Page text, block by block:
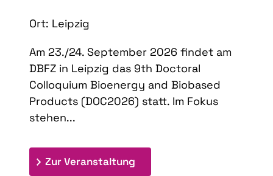
Ort: Leipzig
Am 23./24. September 2026 findet am
DBFZ in Leipzig das 9th Doctoral
Colloquium Bioenergy and Biobased
Products (DOC2026) statt. Im Fokus
stehen...
Zur Veranstaltung